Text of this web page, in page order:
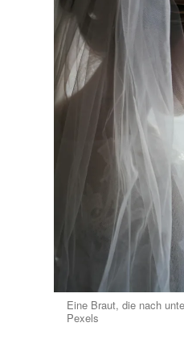
Eine Braut, die nach
Pexels